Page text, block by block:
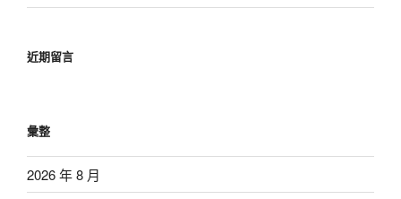
近期留言
彙整
2026 年 8 月